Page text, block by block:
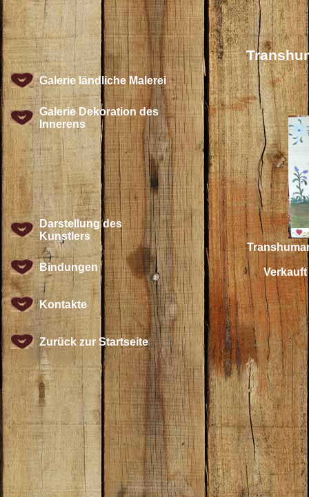
Galerie ländliche Malerei
Galerie Dekoration des
Innerens
Darstellung des
Kunstlers
Bindungen
Kontakte
Zurück zur Startseite